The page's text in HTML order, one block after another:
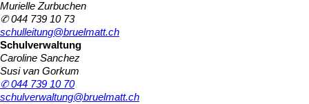
Murielle Zurbuchen
✆ 044 739 10 73
schulleitung@bruelmatt.ch
Schulverwaltung
Caroline Sanchez
Susi van Gorkum
✆ 044 739 10 70
schulverwaltung@bruelmatt.ch